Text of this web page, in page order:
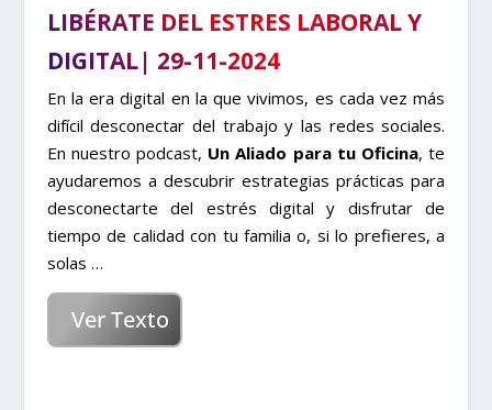
LIBÉRATE DEL ESTRES LABORAL Y
DIGITAL| 29-11-2024
En la era digital en la que vivimos, es cada vez más
difícil desconectar del trabajo y las redes sociales.
En nuestro podcast, Un Aliado para tu Oficina, te
ayudaremos a descubrir estrategias prácticas para
desconectarte del estrés digital y disfrutar de
tiempo de calidad con tu familia o, si lo prefieres, a
solas …
Ver Texto